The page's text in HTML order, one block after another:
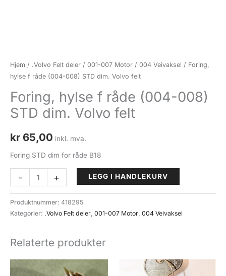
Hjem / .Volvo Felt deler / 001-007 Motor / 004 Veivaksel / Foring,
hylse f råde (004-008) STD dim. Volvo felt
Foring, hylse f råde (004-008)
STD dim. Volvo felt
kr 65,00 inkl. mva.
Foring STD dim for råde B18
-
hylse
f
råde
008)
STD
dim.
+ LEGG I HANDLEKURV
Produktnummer: 418295
Kategorier: .Volvo Felt deler, 001-007 Motor, 004 Veivaksel
Relaterte produkter